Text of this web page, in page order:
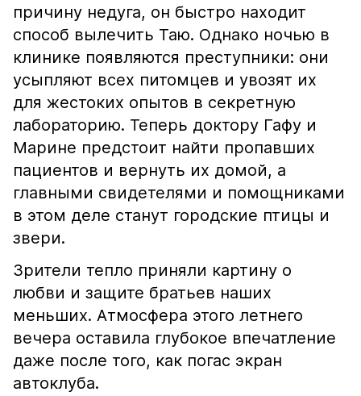
причину недуга, он быстро находит
способ вылечить Таю. Однако ночью в
клинике появляются преступники: они
усыпляют всех питомцев и увозят их
для жестоких опытов в секретную
лабораторию. Теперь доктору Гафу и
Марине предстоит найти пропавших
пациентов и вернуть их домой, а
главными свидетелями и помощниками
в этом деле станут городские птицы и
звери.
Зрители тепло приняли картину о
любви и защите братьев наших
меньших. Атмосфера этого летнего
вечера оставила глубокое впечатление
даже после того, как погас экран
автоклуба.